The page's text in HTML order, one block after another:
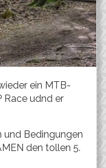
ein MTB-
Race udnd er
und Bedingungen
den tollen 5.